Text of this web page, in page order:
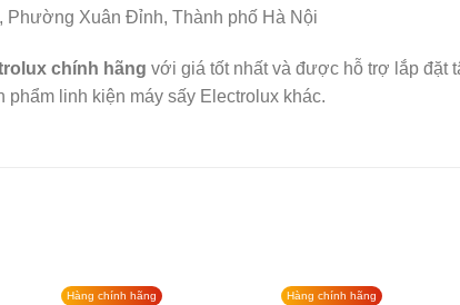
Xuân Đỉnh, Thành phố Hà Nội
chính hãng với giá tốt nhất và được hỗ trợ lắp đặt
phẩm linh kiện máy sấy Electrolux khác.
Hàng chính hãng Hàng chính hãng